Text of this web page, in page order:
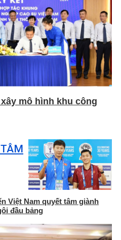
mô hình khu công
Việt Nam quyết tâm giành
đầu bảng